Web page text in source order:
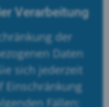
Verarbeitung
der
Daten
sich jederzeit
Einschränkung
Fällen: